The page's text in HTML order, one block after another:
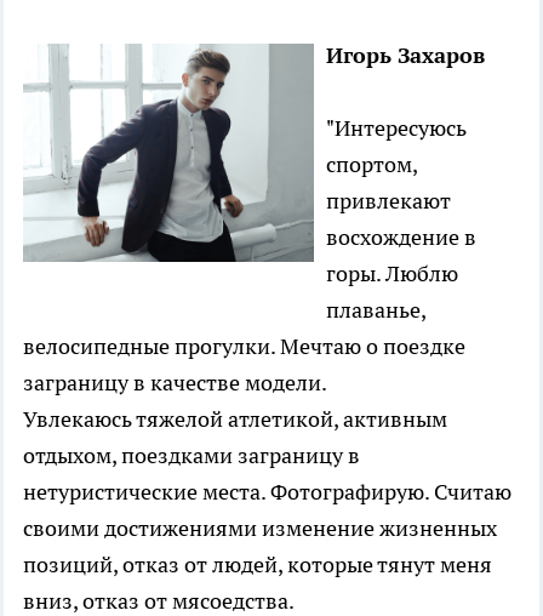
Игорь Захаров
"Интересуюсь
спортом,
привлекают
восхождение в
горы. Люблю
плаванье,
велосипедные прогулки. Мечтаю о поездке
заграницу в качестве модели.
Увлекаюсь тяжелой атлетикой, активным
отдыхом, поездками заграницу в
нетуристические места. Фотографирую. Считаю
своими достижениями изменение жизненных
позиций, отказ от людей, которые тянут меня
вниз, отказ от мясоедства.